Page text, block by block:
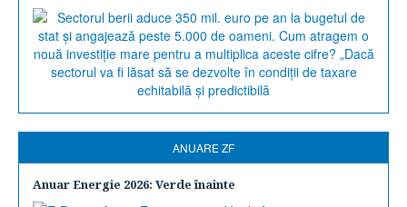
ANUARE ZF
Anuar Energie 2026: Verde înainte